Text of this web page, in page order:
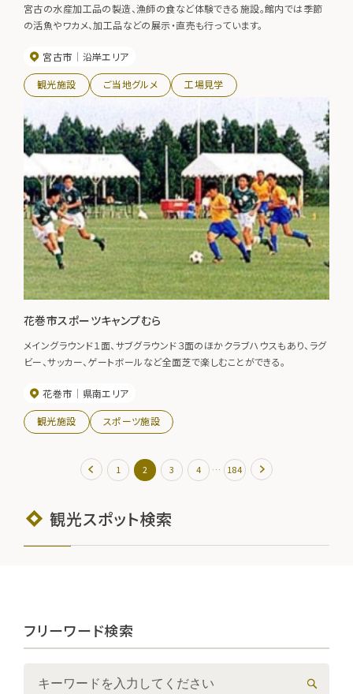
宮古の水産加工品の製造、漁師の食など体験できる施設。館内では季節
の活魚やワカメ、加工品などの展示・直売も行っています。
宮古市 沿岸エリア
観光施設 ご当地グルメ 工場見学
花巻市スポーツキャンプむら
メイングラウンド１面、サブグラウンド３面のほかクラブハウスもあり、ラグ
ビー、サッカー、ゲートボールなど全面芝で楽しむことができる。
花巻市 県南エリア
観光施設 スポーツ施設
1 2 3 4 … 184
観光スポット検索
フリーワード検索